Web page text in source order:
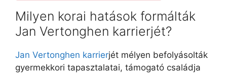
Milyen korai hatások formálták
Jan Vertonghen karrierjét?
Jan Vertonghen karrierjét mélyen befolyásolták
gyermekkori tapasztalatai, támogató családja